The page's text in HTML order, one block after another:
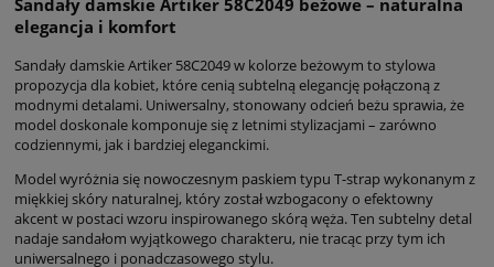
Sandały damskie Artiker 58C2049 beżowe – naturalna
elegancja i komfort
Sandały damskie Artiker 58C2049 w kolorze beżowym to stylowa
propozycja dla kobiet, które cenią subtelną elegancję połączoną z
modnymi detalami. Uniwersalny, stonowany odcień beżu sprawia, że
model doskonale komponuje się z letnimi stylizacjami – zarówno
codziennymi, jak i bardziej eleganckimi.
Model wyróżnia się nowoczesnym paskiem typu T-strap wykonanym z
miękkiej skóry naturalnej, który został wzbogacony o efektowny
akcent w postaci wzoru inspirowanego skórą węża. Ten subtelny detal
nadaje sandałom wyjątkowego charakteru, nie tracąc przy tym ich
uniwersalnego i ponadczasowego stylu.